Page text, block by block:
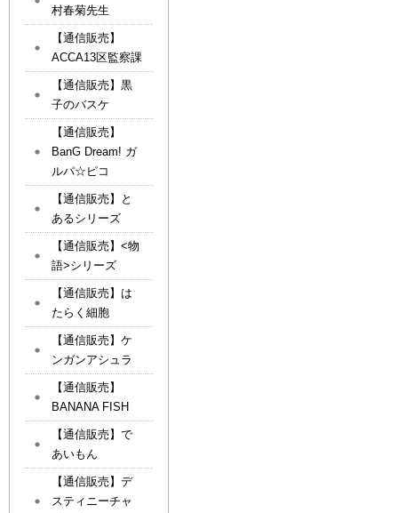
村春菊先生
【通信販売】
ACCA13区監察課
【通信販売】黒
子のバスケ
【通信販売】
BanG Dream! ガ
ルパ☆ピコ
【通信販売】と
あるシリーズ
【通信販売】<物
語>シリーズ
【通信販売】は
たらく細胞
【通信販売】ケ
ンガンアシュラ
【通信販売】
BANANA FISH
【通信販売】で
あいもん
【通信販売】デ
スティニーチャ